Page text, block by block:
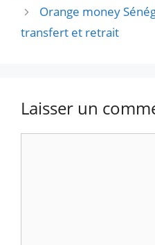
Orange money
transfert et retrait
Laisser un